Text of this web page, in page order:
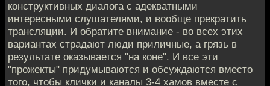
конструктивных диалога с адекватными
интересными слушателями, и вообще прекратить
трансляции. И обратите внимание - во всех этих
вариантах страдают люди приличные, а грязь в
результате оказывается "на коне". И все эти
"прожекты" придумываются и обсуждаются вместо
того, чтобы клички и каналы 3-4 хамов вместе с